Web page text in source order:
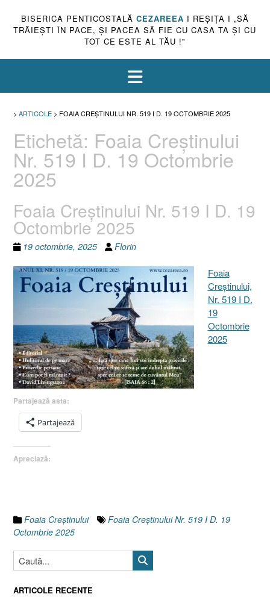
BISERICA PENTICOSTALĂ CEZAREEA I REŞIŢA I „SĂ
TRĂIEŞTI ÎN PACE, ŞI PACEA SĂ FIE CU CASA TA ŞI CU
TOT CE ESTE AL TĂU !”
> ARTICOLE > FOAIA CREȘTINULUI NR. 519 I D. 19 OCTOMBRIE 2025
Etichetă: Foaia Creștinului
Nr. 519 I D. 19 Octombrie
2025
Foaia Creștinului Nr. 519 I D. 19
Octombrie 2025
19 octombrie, 2025 Florin
Foaia
Creştinului,
Nr. 519 I D.
19
Octombrie
2025
Partajează asta:
Partajează
Apreciază:
Foaia Creştinului
Foaia Creștinului Nr. 519 I D. 19
Octombrie 2025
ARTICOLE RECENTE